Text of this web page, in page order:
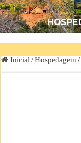
Inicial / Hospedagem /